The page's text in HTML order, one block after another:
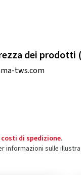
dei prodotti
tws.com
di spedizione.
informazioni sulle